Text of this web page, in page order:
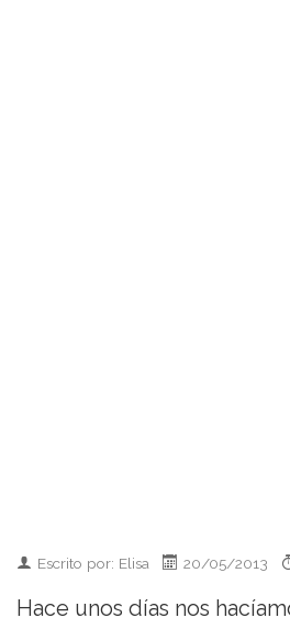
Escrito por: Elisa 20/05/2013
Hace unos días nos